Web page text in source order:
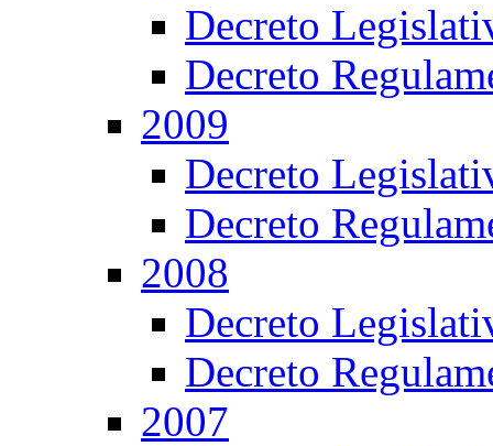
Decreto
Decreto
2009
Decreto
Decreto
2008
Decreto
Decreto
2007